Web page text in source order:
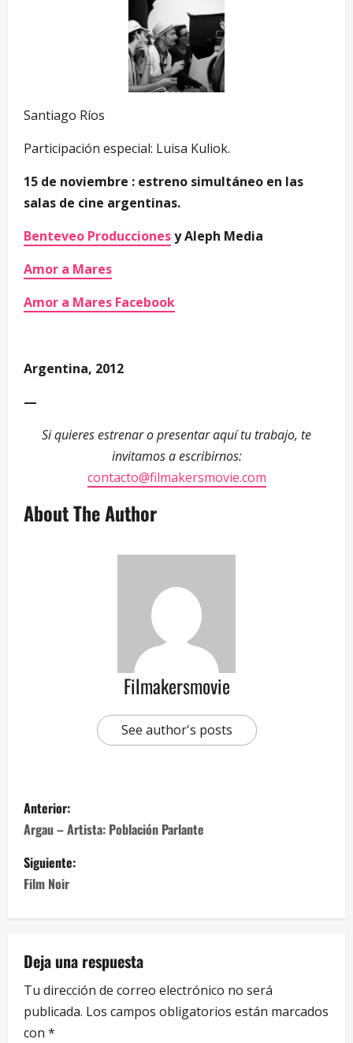
Santiago Ríos
Participación especial: Luisa Kuliok.
15 de noviembre : estreno simultáneo en las
salas de cine argentinas.
Benteveo Produccionesy Aleph Media
Amor a Mares
Amor a Mares Facebook
Argentina, 2012
—
Si quieres estrenar o presentar aquí tu trabajo, te
invitamos a escribirnos:
contacto@filmakersmovie.com
About The Author
Filmakersmovie
See author's posts
Anterior:
Argau – Artista: Población Parlante
Siguiente:
Film Noir
Deja una respuesta
Tu dirección de correo electrónico no será
publicada. Los campos obligatorios están marcados
con *